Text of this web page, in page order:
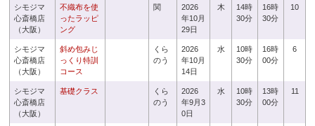
シモジマ
心斎橋店
（大阪）
不織布を使
ったラッピ
ング
関
2026
年10月
29日
木
14時
30分
16時
30分
10
シモジマ
心斎橋店
（大阪）
斜め包みじ
っくり特訓
コース
くら
のう
2026
年10月
14日
水
10時
30分
16時
00分
6
シモジマ
心斎橋店
（大阪）
基礎クラス
くら
のう
2026
年9月3
0日
水
10時
30分
13時
00分
11